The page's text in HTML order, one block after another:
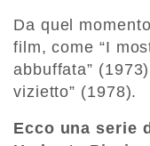
Da quel
film, come “I
abbuffata”
vizietto” (1978).
Ecco una serie